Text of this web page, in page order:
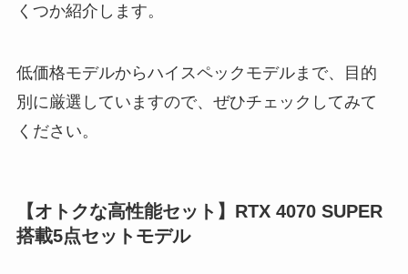
くつか紹介します。
低価格モデルからハイスペックモデルまで、目的
別に厳選していますので、ぜひチェックしてみて
ください。
【オトクな高性能セット】 RTX 4070 SUPER
搭載5点セットモデル